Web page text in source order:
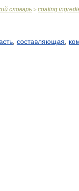
словарь > coating
составляющая